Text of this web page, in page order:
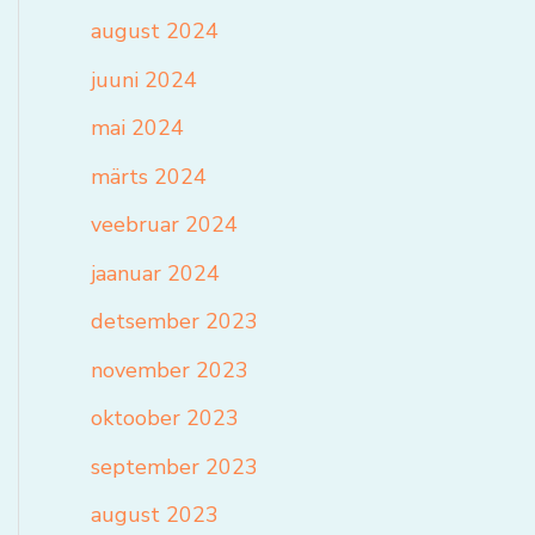
august 2024
juuni 2024
mai 2024
märts 2024
veebruar 2024
jaanuar 2024
detsember 2023
november 2023
oktoober 2023
september 2023
august 2023